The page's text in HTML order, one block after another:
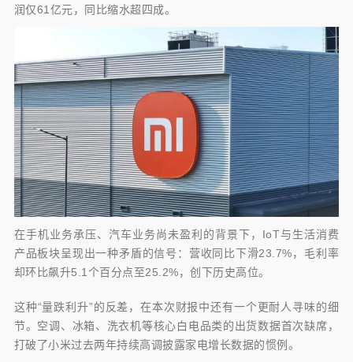
润仅61亿元，同比缩水超四成。
在手机业务承压、汽车业务尚未盈利的背景下，IoT与生活消费
产品板块呈现出一种矛盾的信号：营收同比下滑23.7%，毛利率
却环比飙升5.1个百分点至25.2%，创下历史高位。
这种“量跌利升”的反差，在本次财报中还有一个更耐人寻味的细
节。空调、冰箱、洗衣机等核心白电品类的出货数据首次缺席，
打破了小米过去两年持续高调披露家电增长数据的惯例。